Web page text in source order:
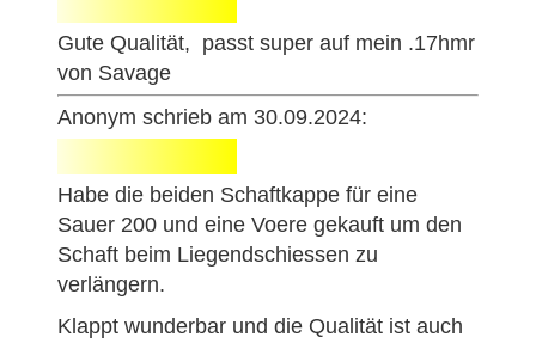
Gute Qualität, passt super auf mein .17hmr
von Savage
Anonym schrieb am 30.09.2024:
Habe die beiden Schaftkappe für eine
Sauer 200 und eine Voere gekauft um den
Schaft beim Liegendschiessen zu
verlängern.
Klappt wunderbar und die Qualität ist auch